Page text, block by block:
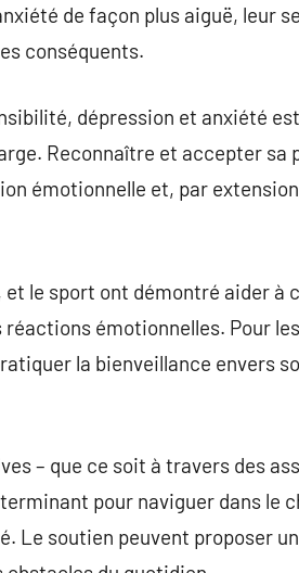
de façon plus aiguë, leur
conséquents.
dépression et anxiété
Reconnaître et accepter sa
émotionnelle et, par
le sport ont démontré aider à
émotionnelles. Pour
la bienveillance envers
– que ce soit à travers des
pour naviguer dans le
Le soutien peuvent proposer